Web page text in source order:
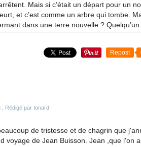
Mais si c’était un départ pour un
et c’est comme un arbre qui tombe.
dans une terre nouvelle ? Quelqu’un...
Repost
, Rédigé par Ionard
de tristesse et de chagrin que
voyage de Jean Buisson. Jean ,que l'on